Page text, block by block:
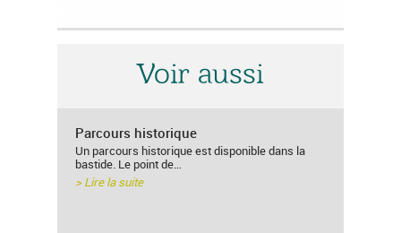
Voir aussi
Parcours historique
Un parcours historique est disponible dans la
bastide. Le point de…
> Lire la suite